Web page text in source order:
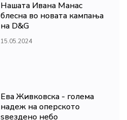
Нашата Ивана Манас
блесна во новата кампања
на D&G
15.05.2024
Ева Живковска - голема
надеж на оперското
ѕвездено небо